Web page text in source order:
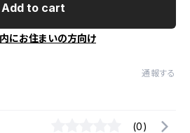
Add to cart
にお住まいの方向け
通報する
(0)